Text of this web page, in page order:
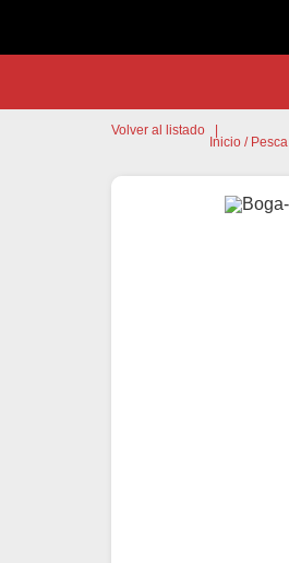
Volver al listado
Inicio / Pesca